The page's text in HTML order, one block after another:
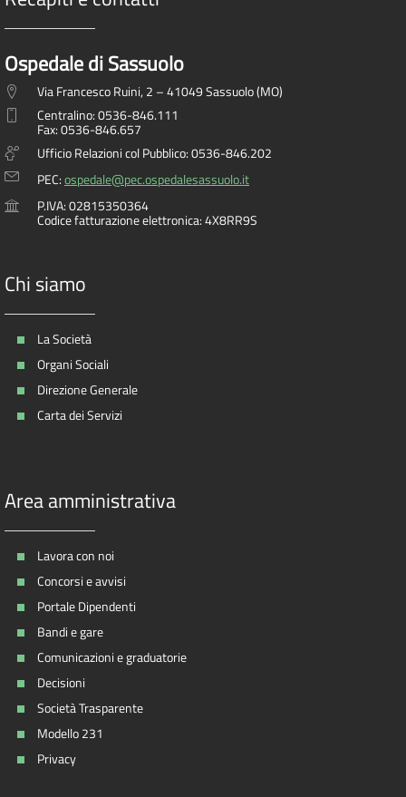
Ospedale di Sassuolo
Via Francesco Ruini, 2 – 41049 Sassuolo (MO)
Centralino: 0536-846.111
Fax: 0536-846.657
Ufficio Relazioni col Pubblico: 0536-846.202
PEC:ospedale@pec.ospedalesassuolo.it
P.IVA: 02815350364
Codice fatturazione elettronica: 4X8RR9S
Chi siamo
La Società
Organi Sociali
Direzione Generale
Carta dei Servizi
Area amministrativa
Lavora con noi
Concorsi e avvisi
Portale Dipendenti
Bandi e gare
Comunicazioni e graduatorie
Decisioni
Società Trasparente
Modello 231
Privacy